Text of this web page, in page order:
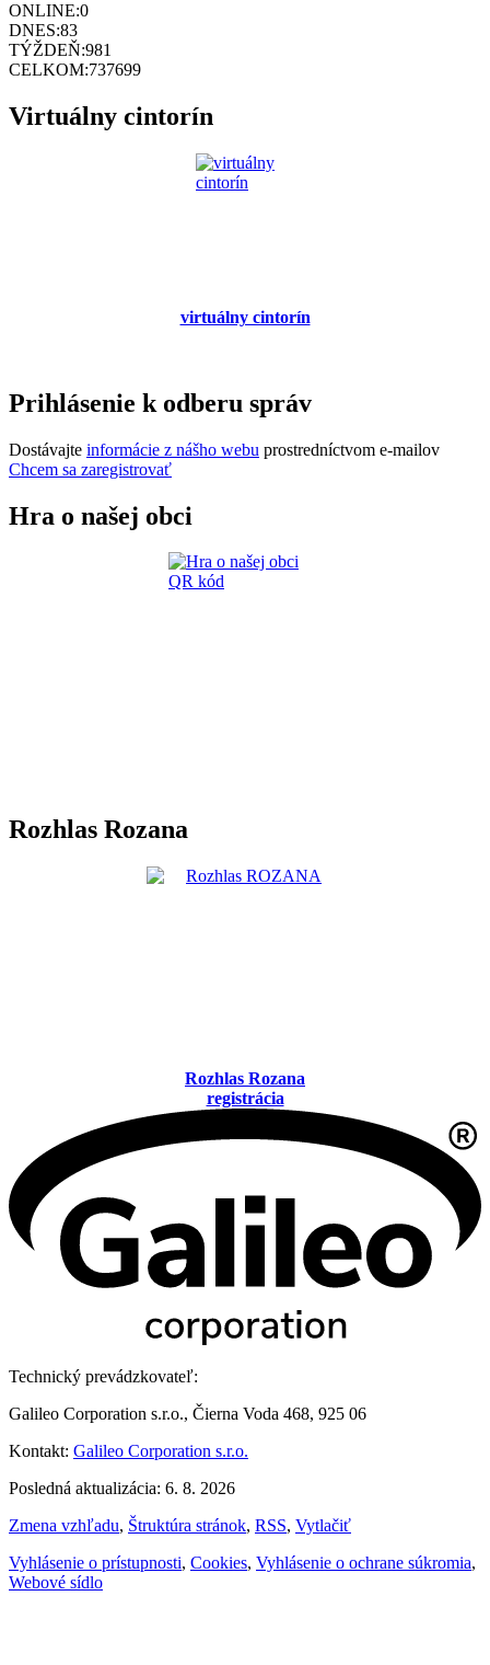
ONLINE:0
DNES:83
TÝŽDEŇ:981
CELKOM:737699
Virtuálny cintorín
virtuálny cintorín
Prihlásenie k odberu správ
Dostávajte informácie z nášho webu prostredníctvom e-mailov
Chcem sa zaregistrovať
Hra o našej obci
Rozhlas Rozana
Rozhlas Rozana
registrácia
Technický prevádzkovateľ:
Galileo Corporation s.r.o., Čierna Voda 468, 925 06
Kontakt: Galileo Corporation s.r.o.
Posledná aktualizácia: 6. 8. 2026
Zmena vzhľadu, Štruktúra stránok, RSS, Vytlačiť
Vyhlásenie o prístupnosti, Cookies, Vyhlásenie o ochrane súkromia,
Webové sídlo